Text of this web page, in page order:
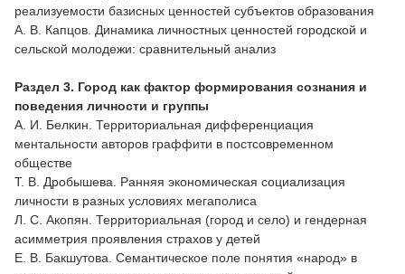
реализуемости базисных ценностей субъектов образования
А. В. Капцов. Динамика личностных ценностей городской и
сельской молодежи: сравнительный анализ
Раздел 3. Город как фактор формирования сознания и
поведения личности и группы
А. И. Белкин. Территориальная дифференциация
ментальности авторов граффити в постсовременном
обществе
Т. В. Дробышева. Ранняя экономическая социализация
личности в разных условиях мегаполиса
Л. С. Акопян. Территориальная (город и село) и гендерная
асимметрия проявления страхов у детей
Е. В. Бакшутова. Семантическое поле понятия «народ» в